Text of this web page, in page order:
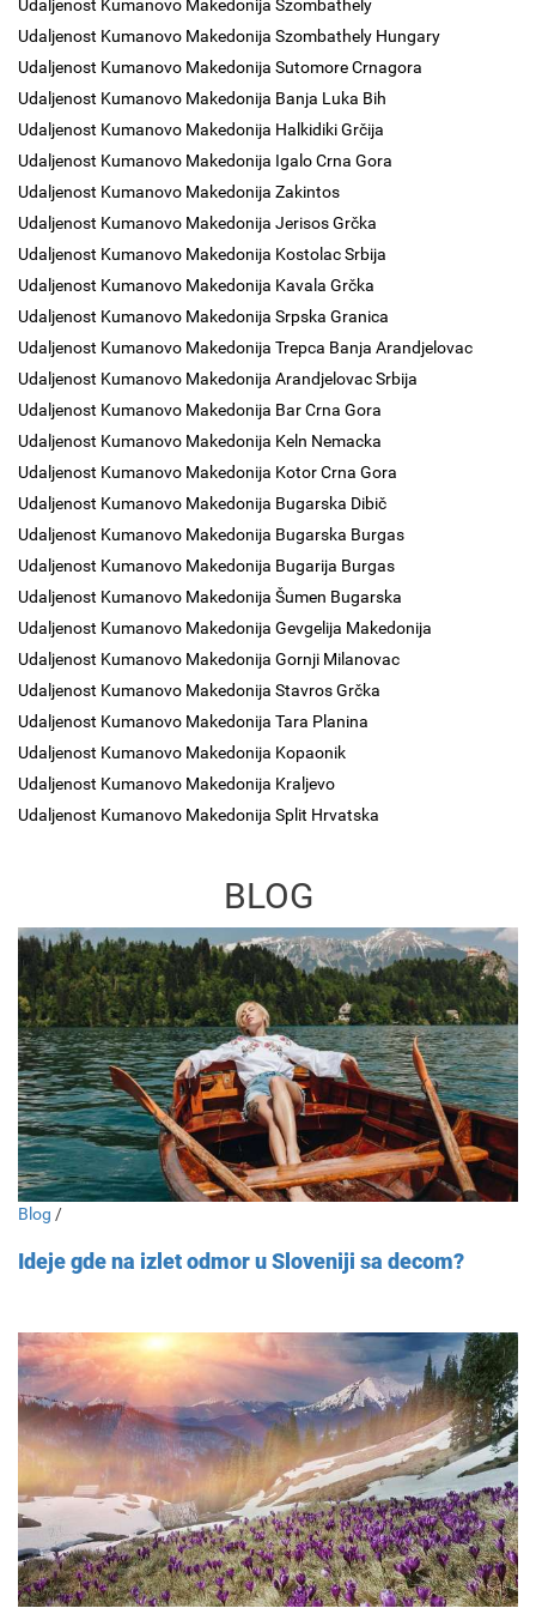
Udaljenost Kumanovo Makedonija Szombathely
Udaljenost Kumanovo Makedonija Szombathely Hungary
Udaljenost Kumanovo Makedonija Sutomore Crnagora
Udaljenost Kumanovo Makedonija Banja Luka Bih
Udaljenost Kumanovo Makedonija Halkidiki Grčija
Udaljenost Kumanovo Makedonija Igalo Crna Gora
Udaljenost Kumanovo Makedonija Zakintos
Udaljenost Kumanovo Makedonija Jerisos Grčka
Udaljenost Kumanovo Makedonija Kostolac Srbija
Udaljenost Kumanovo Makedonija Kavala Grčka
Udaljenost Kumanovo Makedonija Srpska Granica
Udaljenost Kumanovo Makedonija Trepca Banja Arandjelovac
Udaljenost Kumanovo Makedonija Arandjelovac Srbija
Udaljenost Kumanovo Makedonija Bar Crna Gora
Udaljenost Kumanovo Makedonija Keln Nemacka
Udaljenost Kumanovo Makedonija Kotor Crna Gora
Udaljenost Kumanovo Makedonija Bugarska Dibič
Udaljenost Kumanovo Makedonija Bugarska Burgas
Udaljenost Kumanovo Makedonija Bugarija Burgas
Udaljenost Kumanovo Makedonija Šumen Bugarska
Udaljenost Kumanovo Makedonija Gevgelija Makedonija
Udaljenost Kumanovo Makedonija Gornji Milanovac
Udaljenost Kumanovo Makedonija Stavros Grčka
Udaljenost Kumanovo Makedonija Tara Planina
Udaljenost Kumanovo Makedonija Kopaonik
Udaljenost Kumanovo Makedonija Kraljevo
Udaljenost Kumanovo Makedonija Split Hrvatska
BLOG
Blog /
Ideje gde na izlet odmor u Sloveniji sa decom?